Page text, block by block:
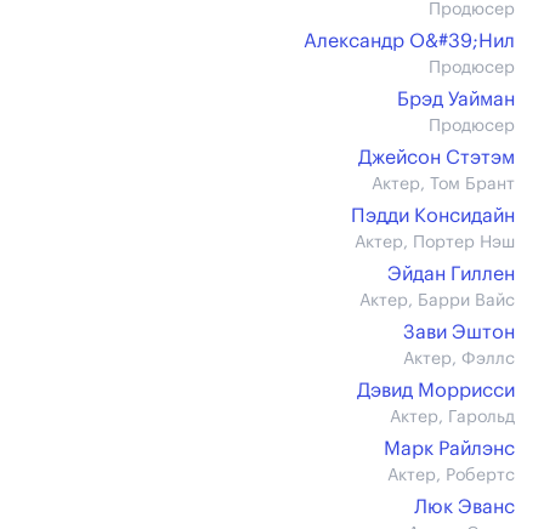
Продюсер
Александр О&#39;Нил
Продюсер
Брэд Уайман
Продюсер
Джейсон Стэтэм
Актер, Том Брант
Пэдди Консидайн
Актер, Портер Нэш
Эйдан Гиллен
Актер, Барри Вайс
Зави Эштон
Актер, Фэллс
Дэвид Моррисси
Актер, Гарольд
Марк Райлэнс
Актер, Робертс
Люк Эванс